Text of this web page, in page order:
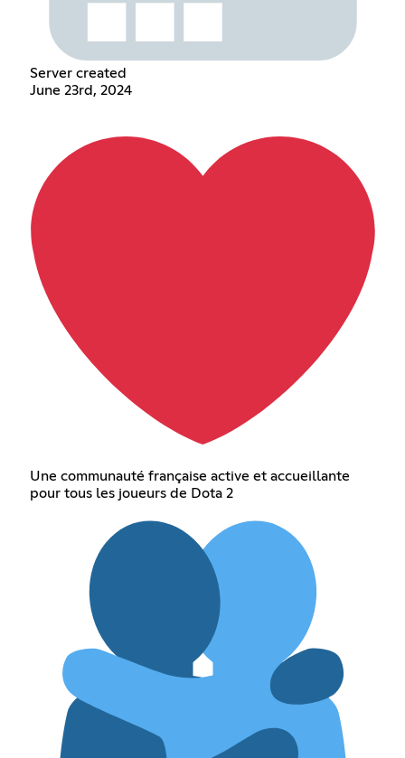
Server created
June 23rd, 2024
Une communauté française active et accueillante
pour tous les joueurs de Dota 2